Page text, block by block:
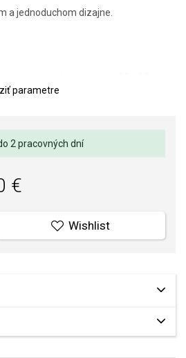
a jednoduchom dizajne.
parametre
2 pracovných dní
€
Wishlist